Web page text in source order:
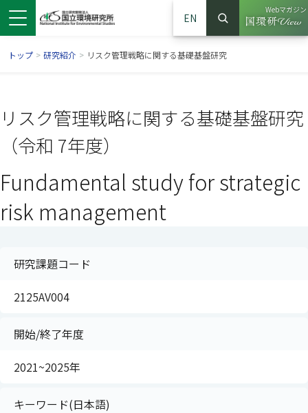
EN
サイト内検索
検索
Webマガジン
（別ウイ
トップ > 研究紹介 > リスク管理戦略に関する基礎基盤研究
リスク管理戦略に関する基礎基盤研究
（令和 7年度）
Fundamental study for strategic
risk management
研究課題コード
2125AV004
開始/終了年度
2021~2025年
キーワード(日本語)